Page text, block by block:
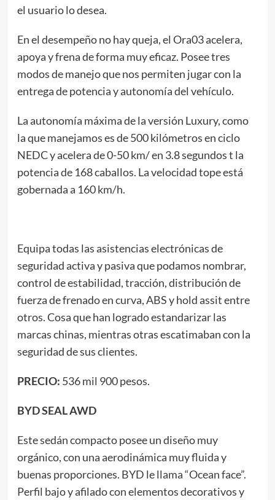
el usuario lo desea.
En el desempeño no hay queja, el Ora03 acelera,
apoya y frena de forma muy eficaz. Posee tres
modos de manejo que nos permiten jugar con la
entrega de potencia y autonomía del vehículo.
La autonomía máxima de la versión Luxury, como
la que manejamos es de 500 kilómetros en ciclo
NEDC y acelera de 0-50 km/ en 3.8 segundos t la
potencia de 168 caballos. La velocidad tope está
gobernada a 160 km/h.
Equipa todas las asistencias electrónicas de
seguridad activa y pasiva que podamos nombrar,
control de estabilidad, tracción, distribución de
fuerza de frenado en curva, ABS y hold assit entre
otros. Cosa que han logrado estandarizar las
marcas chinas, mientras otras escatimaban con la
seguridad de sus clientes.
PRECIO: 536 mil 900 pesos.
BYD SEAL AWD
Este sedán compacto posee un diseño muy
orgánico, con una aerodinámica muy fluida y
buenas proporciones. BYD le llama “Ocean face”.
Perfil bajo y afilado con elementos decorativos y